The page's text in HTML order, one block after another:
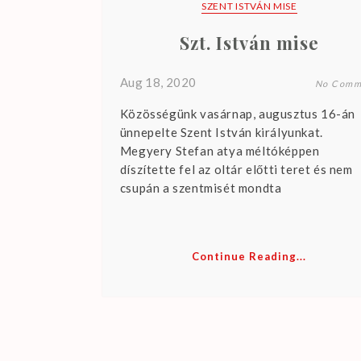
SZENT ISTVÁN MISE
Szt. István mise
Aug 18, 2020 No
Közösségünk vasárnap, augusztus 16-án
ünnepelte Szent István királyunkat.
Megyery Stefan atya méltóképpen
díszítette fel az oltár előtti teret és nem
csupán a szentmisét mondta
Continue Reading...